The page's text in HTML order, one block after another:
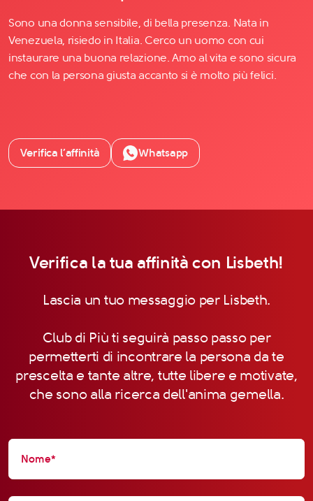
Sono una donna sensibile, di bella presenza. Nata in
Venezuela, risiedo in Italia. Cerco un uomo con cui
instaurare una buona relazione. Amo al vita e sono sicura
che con la persona giusta accanto si è molto più felici.
Verifica l’affinità Whatsapp
Verifica la tua affinità con Lisbeth!
Lascia un tuo messaggio per Lisbeth.
Club di Più ti seguirà passo passo per
permetterti di incontrare la persona da te
prescelta e tante altre, tutte libere e motivate,
che sono alla ricerca dell'anima gemella.